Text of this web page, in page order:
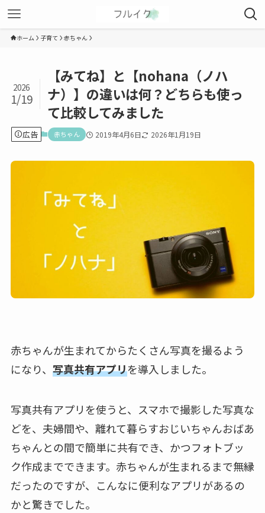
ホーム 子育て 赤ちゃん
【みてね】と【nohana（ノハ
ナ）】の違いは何？どちらも使っ
て比較してみました
2026
1/19
広告 赤ちゃん 2019年4月6日 2026年1月19日
赤ちゃんが生まれてからたくさん写真を撮るよう
になり、 写真共有アプリを導入しました。
写真共有アプリを使うと、スマホで撮影した写真な
どを、夫婦間や、離れて暮らすおじいちゃんおばあ
ちゃんとの間で簡単に共有でき、かつフォトブッ
ク作成までできます。赤ちゃんが生まれるまで無縁
だったのですが、こんなに便利なアプリがあるの
かと驚きでした。